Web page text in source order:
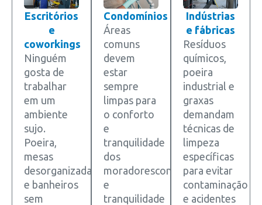
Escritórios
e
coworkings
Ninguém
gosta de
trabalhar
em um
ambiente
sujo.
Poeira,
mesas
desorganizadas
e banheiros
sem
Condomínios
Áreas
comuns
devem
estar
sempre
limpas para
o conforto
e
tranquilidade
dos
moradoresconforto
e
tranquilidade
Indústrias
e fábricas
Resíduos
químicos,
poeira
industrial e
graxas
demandam
técnicas de
limpeza
específicas
para evitar
contaminação
e acidentes